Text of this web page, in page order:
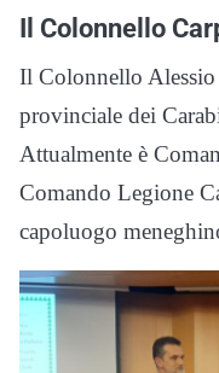
Il Colonnello
Il Colonnello Alessio
provinciale dei
Attualmente è
Comando Legione
capoluogo